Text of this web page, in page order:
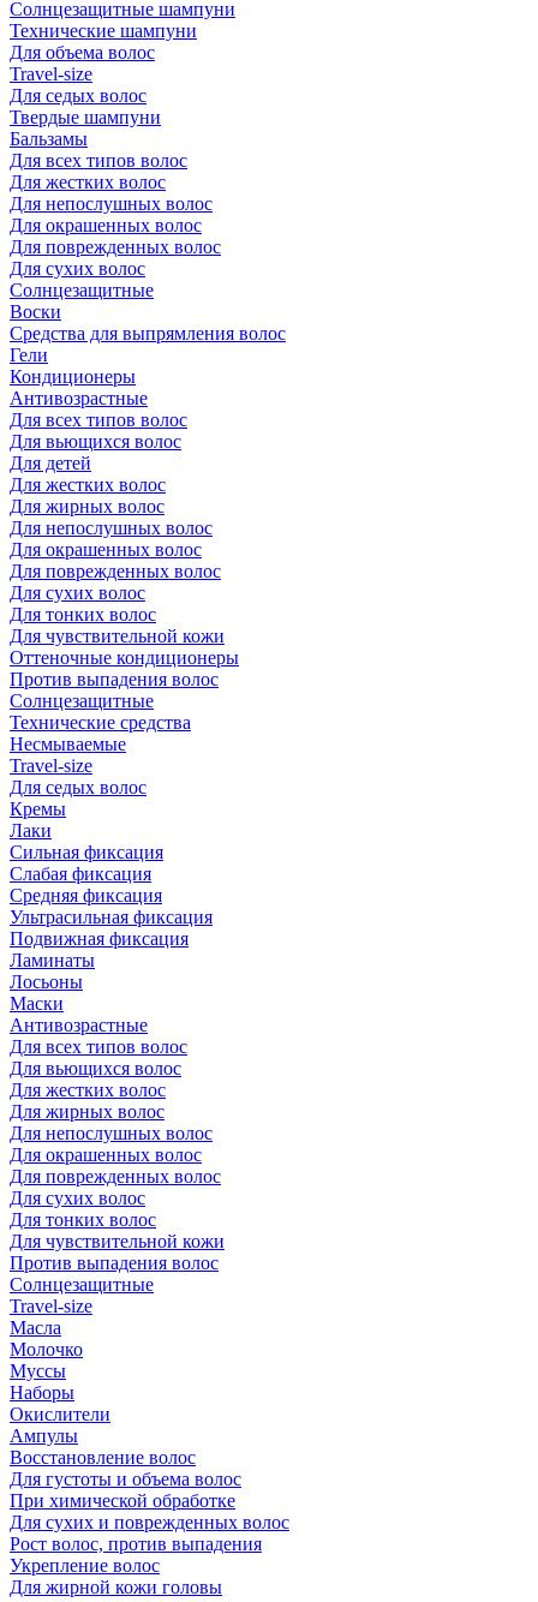
Солнцезащитные шампуни
Технические шампуни
Для объема волос
Travel-size
Для седых волос
Твердые шампуни
Бальзамы
Для всех типов волос
Для жестких волос
Для непослушных волос
Для окрашенных волос
Для поврежденных волос
Для сухих волос
Солнцезащитные
Воски
Средства для выпрямления волос
Гели
Кондиционеры
Антивозрастные
Для всех типов волос
Для вьющихся волос
Для детей
Для жестких волос
Для жирных волос
Для непослушных волос
Для окрашенных волос
Для поврежденных волос
Для сухих волос
Для тонких волос
Для чувствительной кожи
Оттеночные кондиционеры
Против выпадения волос
Солнцезащитные
Технические средства
Несмываемые
Travel-size
Для седых волос
Кремы
Лаки
Сильная фиксация
Слабая фиксация
Средняя фиксация
Ультрасильная фиксация
Подвижная фиксация
Ламинаты
Лосьоны
Маски
Антивозрастные
Для всех типов волос
Для вьющихся волос
Для жестких волос
Для жирных волос
Для непослушных волос
Для окрашенных волос
Для поврежденных волос
Для сухих волос
Для тонких волос
Для чувствительной кожи
Против выпадения волос
Солнцезащитные
Travel-size
Масла
Молочко
Муссы
Наборы
Окислители
Ампулы
Восстановление волос
Для густоты и объема волос
При химической обработке
Для сухих и поврежденных волос
Рост волос, против выпадения
Укрепление волос
Для жирной кожи головы